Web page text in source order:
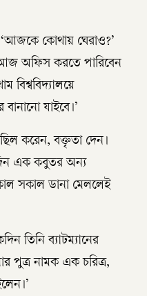
‘আজকে কোথায় ঘেরাও?’
অফিস করতে পারিবেন
বিশ্ববিদ্যালয়ে
যাইবে।’
করেন, বক্তৃতা দেন।
এক কবুতর অন্য
সকাল ডানা মেললেই
তিনি ব্যাটম্যানের
পুত্র নামক এক চরিত্র,